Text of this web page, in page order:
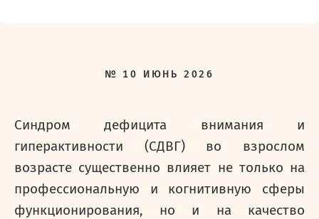
№ 10 ИЮНЬ 2026
Синдром дефицита внимания и
гиперактивности (СДВГ) во взрослом
возрасте существенно влияет не только на
профессиональную и когнитивную сферы
функционирования, но и на качество